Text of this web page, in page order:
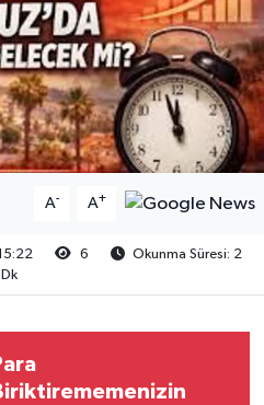
A- A+
6
Okunma Süresi: 2
Dk